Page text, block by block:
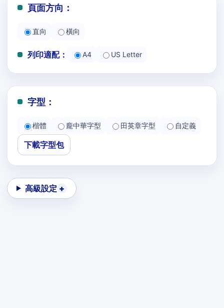
頁面方向：
直向 橫向
列印適配： A4 US Letter
字型：
楷體 龐中華字型 田英章字型 自定義
下載字型包
高級設定